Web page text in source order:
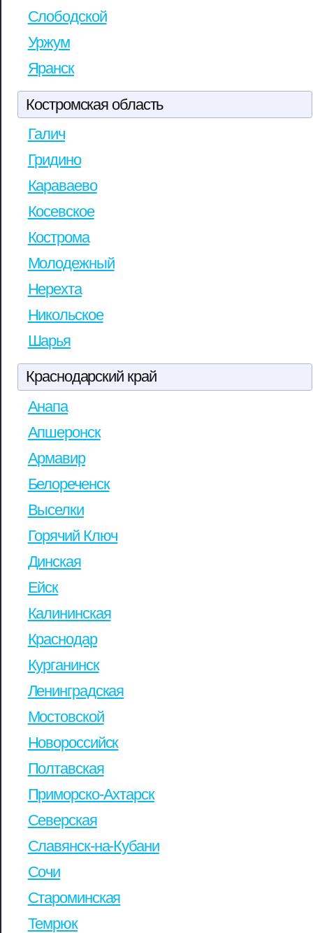
Слободской
Уржум
Яранск
Костромская область
Галич
Гридино
Караваево
Косевское
Кострома
Молодежный
Нерехта
Никольское
Шарья
Краснодарский край
Анапа
Апшеронск
Армавир
Белореченск
Выселки
Горячий Ключ
Динская
Ейск
Калининская
Краснодар
Курганинск
Ленинградская
Мостовской
Новороссийск
Полтавская
Приморско-Ахтарск
Северская
Славянск-на-Кубани
Сочи
Староминская
Темрюк